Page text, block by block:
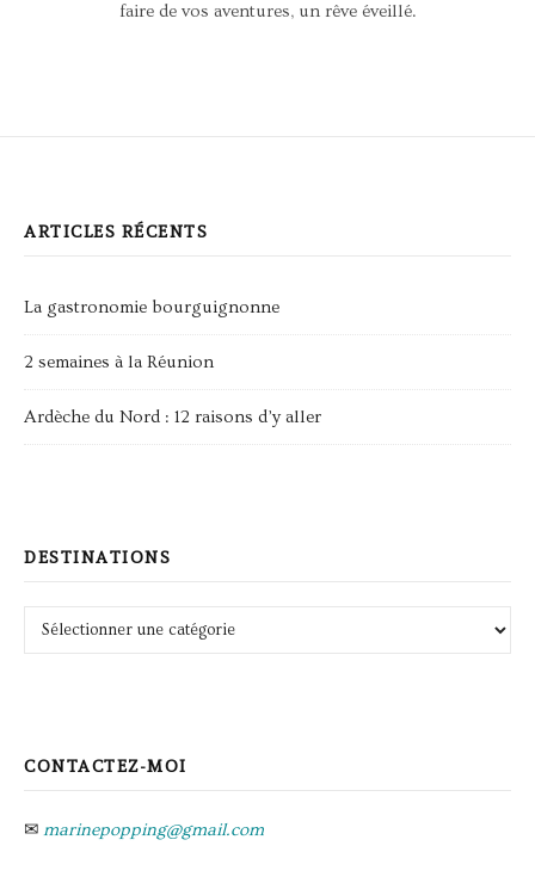
faire de vos aventures, un rêve éveillé.
ARTICLES RÉCENTS
La gastronomie bourguignonne
2 semaines à la Réunion
Ardèche du Nord : 12 raisons d’y aller
DESTINATIONS
Destinations
CONTACTEZ-MOI
✉ marinepopping@gmail.com